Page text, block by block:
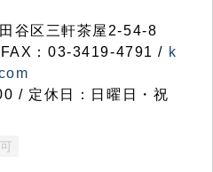
谷区三軒茶屋2-54-8
：03-3419-4791 / k
/ 定休日：日曜日・祝